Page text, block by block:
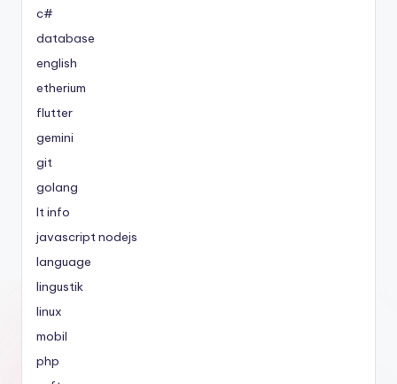
c#
database
english
etherium
flutter
gemini
git
golang
It info
javascript nodejs
language
lingustik
linux
mobil
php